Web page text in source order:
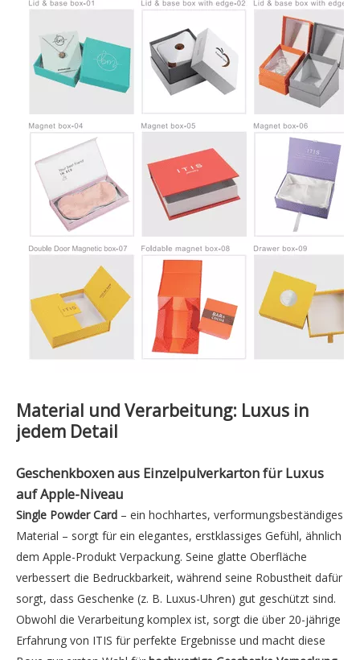
Material und Verarbeitung: Luxus in
jedem Detail
Geschenkboxen aus Einzelpulverkartonfür Luxus
auf Apple-Niveau
Single Powder Card – ein hochhartes, verformungsbeständiges
Material – sorgt für ein elegantes, erstklassiges Gefühl, ähnlich
dem Apple-Produkt Verpackung. Seine glatte Oberfläche
verbessert die Bedruckbarkeit, während seine Robustheit dafür
sorgt, dass Geschenke (z. B. Luxus-Uhren) gut geschützt sind.
Obwohl die Verarbeitung komplex ist, sorgt die über 20-jährige
Erfahrung von ITIS für perfekte Ergebnisse und macht diese